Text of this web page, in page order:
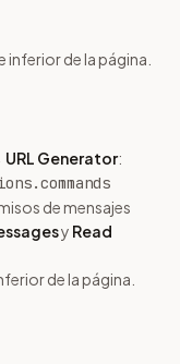
inferior de la página.
URL Generator:
de mensajes
y Read
de la página.